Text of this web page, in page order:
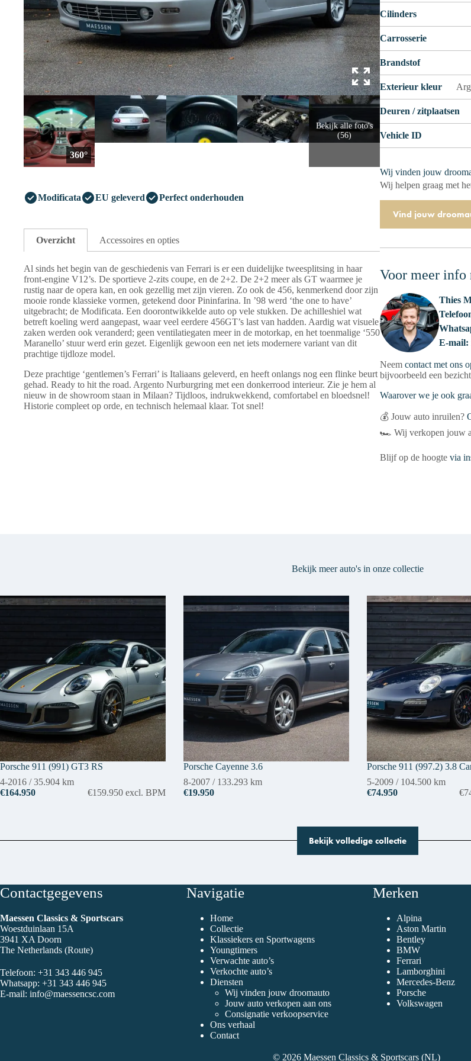
360°
Bekijk alle foto's
(56)
Modificata EU geleverd Perfect onderhouden
Overzicht Accessoires en opties
Al sinds het begin van de geschiedenis van Ferrari is er een duidelijke tweesplitsing in haar
front-engine V12’s. De sportieve 2-zits coupe, en de 2+2. De 2+2 meer als GT waarmee je
rustig naar de opera kan, en ook gezellig met zijn vieren. Zo ook de 456, kenmerkend door zijn
mooie ronde klassieke vormen, getekend door Pininfarina. In ’98 werd ‘the one to have’
uitgebracht; de Modificata. Een doorontwikkelde auto op vele stukken. De achilleshiel wat
betreft koeling werd aangepast, waar veel eerdere 456GT’s last van hadden. Aardig wat visuele
zaken werden ook veranderd; geen ventilatiegaten meer in de motorkap, en het toenmalige ‘550
Maranello’ stuur werd erin gezet. Eigenlijk gewoon een net iets modernere variant van dit
prachtige tijdloze model.
Deze prachtige ‘gentlemen’s Ferrari’ is Italiaans geleverd, en heeft onlangs nog een flinke beurt
gehad. Ready to hit the road. Argento Nurburgring met een donkerrood interieur. Zie je hem al
nieuw in de showroom staan in Milaan? Tijdloos, indrukwekkend, comfortabel en bloedsnel!
Historie compleet op orde, en technisch helemaal klaar. Tot snel!
Cilinders
Carrosserie
Brandstof
Exterieur kleur
Deuren / zitplaatsen
Vehicle ID
Wij vinden jouw
Wij helpen graag met
Vind jouw
Voor meer info
Thies
E-mail:
Neemcontact met ons
bijvoorbeeld een
Waarover we je ook
💰 Jouw auto inruilen?
🏎 Wij verkopen jouw
Blijf op de hoogtevia
Bekijk meer auto's in onze collectie
Porsche 911 (991) GT3 RS
4-2016 /35.904 km
€164.950
€159.950excl. BPM
Porsche Cayenne 3.6
8-2007/ 133.293 km
€19.950
Porsche 911 (997.2) 3.8
5-2009/ 104.500 km
€74.950
Bekijk volledige collectie
Contactgegevens
Maessen Classics & Sportscars
Woestduinlaan 15A
3941 XA Doorn
The Netherlands (Route)
Telefoon: +31 343 446 945
Whatsapp: +31 343 446 945
E-mail: info@maessencsc.com
Navigatie
Home
Collectie
Klassiekers en Sportwagens
Youngtimers
Verwachte auto’s
Verkochte auto’s
Diensten
Wij vinden jouw droomauto
Jouw auto verkopen aan ons
Consignatie verkoopservice
Ons verhaal
Contact
Merken
Alpina
Aston Martin
Bentley
BMW
Ferrari
Lamborghini
Mercedes-Benz
Porsche
Volkswagen
© 2026 Maessen Classics & Sportscars (NL)